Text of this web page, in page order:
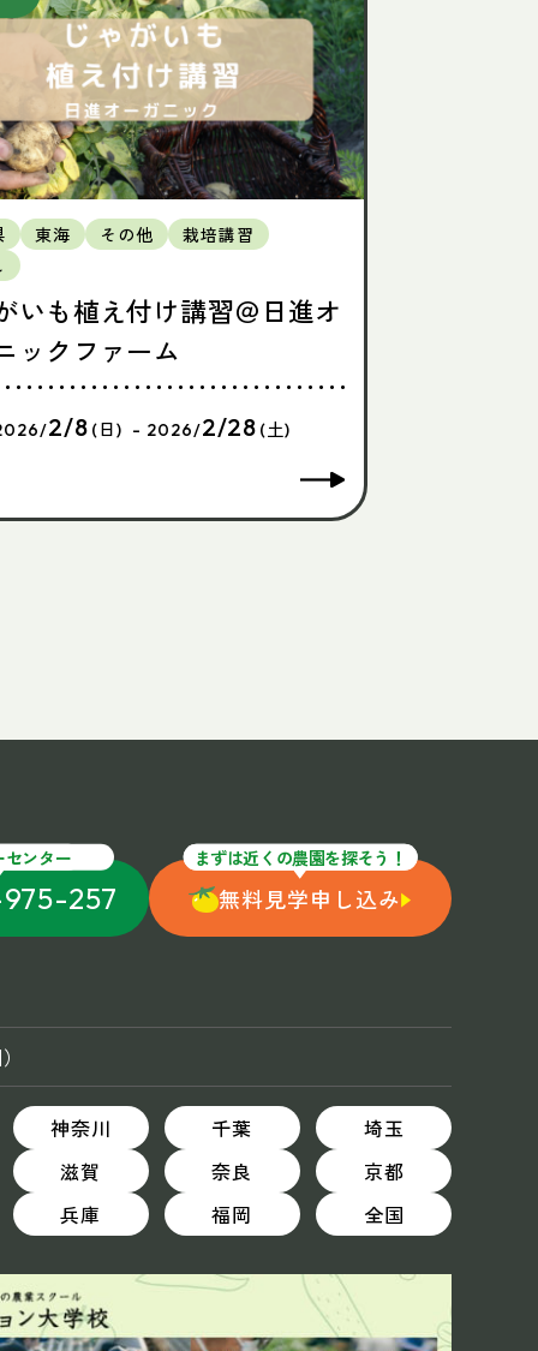
東海 その他
栽培講習
いも植え付け講習＠日進オ
ックファーム
2/8 (日) - 2026/2/28 (土)
センター
257
まずは近くの農園を探そう！
無料見学申し込み
神奈川 千葉
埼玉
滋賀
奈良
京都
兵庫
福岡 全国